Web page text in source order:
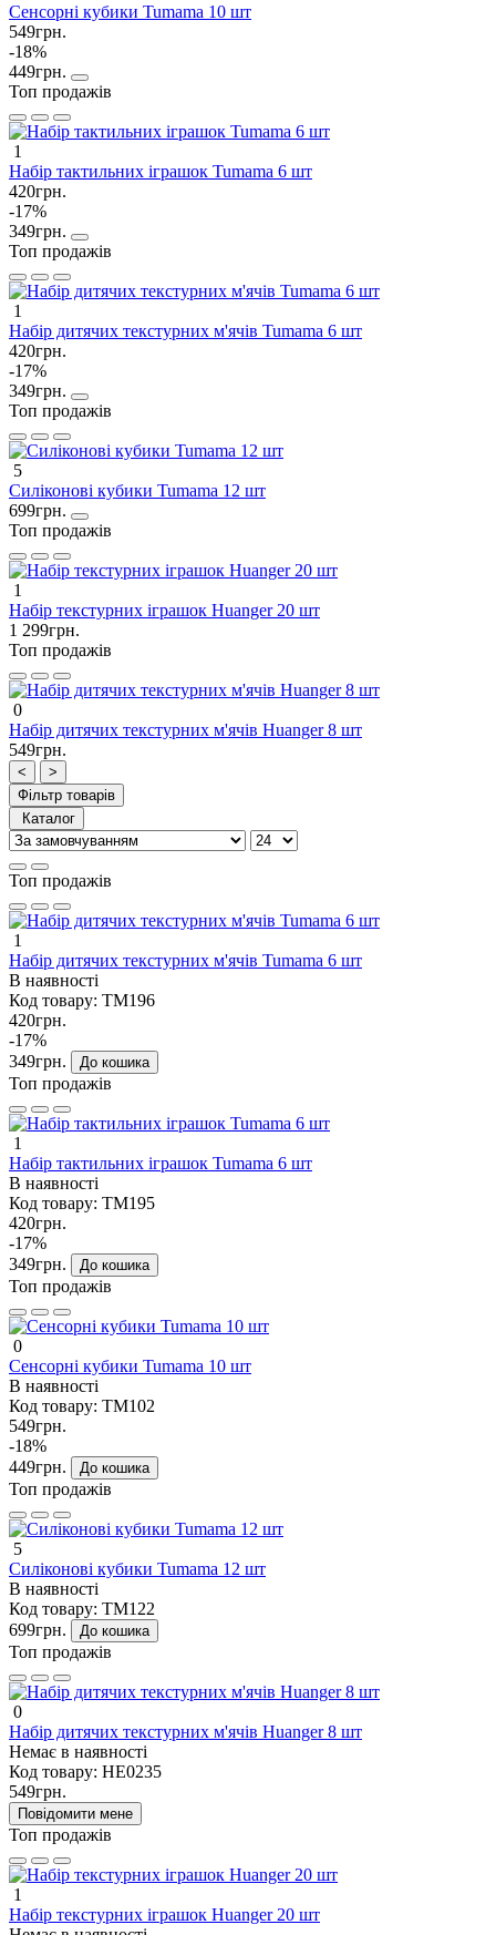
Сенсорні кубики Tumama 10 шт
549грн.
-18%
449грн.
Топ продажів
1
Набір тактильних іграшок Tumama 6 шт
420грн.
-17%
349грн.
Топ продажів
1
Набір дитячих текстурних м'ячів Tumama 6 шт
420грн.
-17%
349грн.
Топ продажів
5
Силіконові кубики Tumama 12 шт
699грн.
Топ продажів
1
Набір текстурних іграшок Huanger 20 шт
1 299грн.
Топ продажів
0
Набір дитячих текстурних м'ячів Huanger 8 шт
549грн.
<
>
Фільтр товарів
Каталог
Топ продажів
1
Набір дитячих текстурних м'ячів Tumama 6 шт
В наявності
Код товару: TM196
420грн.
-17%
349грн.
До кошика
Топ продажів
1
Набір тактильних іграшок Tumama 6 шт
В наявності
Код товару: TM195
420грн.
-17%
349грн.
До кошика
Топ продажів
0
Сенсорні кубики Tumama 10 шт
В наявності
Код товару: TM102
549грн.
-18%
449грн.
До кошика
Топ продажів
5
Силіконові кубики Tumama 12 шт
В наявності
Код товару: TM122
699грн.
До кошика
Топ продажів
0
Набір дитячих текстурних м'ячів Huanger 8 шт
Немає в наявності
Код товару: HE0235
549грн.
Повідомити мене
Топ продажів
1
Набір текстурних іграшок Huanger 20 шт